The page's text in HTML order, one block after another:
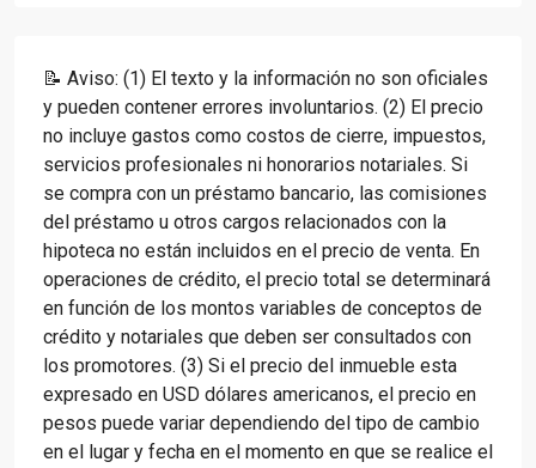
📝 Aviso: (1) El texto y la información no son oficiales
y pueden contener errores involuntarios. (2) El precio
no incluye gastos como costos de cierre, impuestos,
servicios profesionales ni honorarios notariales. Si
se compra con un préstamo bancario, las comisiones
del préstamo u otros cargos relacionados con la
hipoteca no están incluidos en el precio de venta. En
operaciones de crédito, el precio total se determinará
en función de los montos variables de conceptos de
crédito y notariales que deben ser consultados con
los promotores. (3) Si el precio del inmueble esta
expresado en USD dólares americanos, el precio en
pesos puede variar dependiendo del tipo de cambio
en el lugar y fecha en el momento en que se realice el